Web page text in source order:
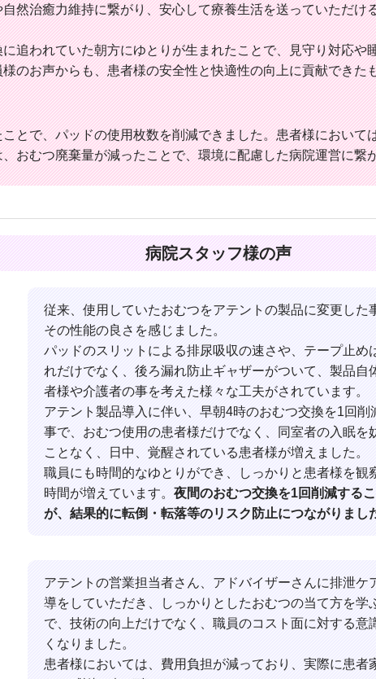
然治癒力維持に繋がり、安心して療養生活を送っていただけ
追われていた朝方にゆとりが生まれたことで、見守り対応や
のお声からも、患者様の安全性と快適性の向上に貢献できた
とで、パッドの使用枚数を削減できました。患者様において
おむつ廃棄量が減ったことで、環境に配慮した病院運営に繋
病院スタッフ様の声
従来、使用していたおむつをアテントの製品に変更した
その性能の良さを感じました。
パッドのスリットによる排尿吸収の速さや、テープ止め
れだけでなく、後ろ漏れ防止ギャザーがついて、製品自
者様や介護者の事を考えた様々な工夫がされています。
アテント製品導入に伴い、早朝4時のおむつ交換を1回削
事で、おむつ使用の患者様だけでなく、同室者の入眠を
ことなく、日中、覚醒されている患者様が増えました。
職員にも時間的なゆとりができ、しっかりと患者様を観
時間が増えています。 夜間のおむつ交換を1回削減する
が、結果的に転倒・転落等のリスク防止につながりまし
アテントの営業担当者さん、アドバイザーさんに排泄ケ
導をしていただき、しっかりとしたおむつの当て方を学
で、技術の向上だけでなく、職員のコスト面に対する意
くなりました。
患者様においては、費用負担が減っており、実際に患者